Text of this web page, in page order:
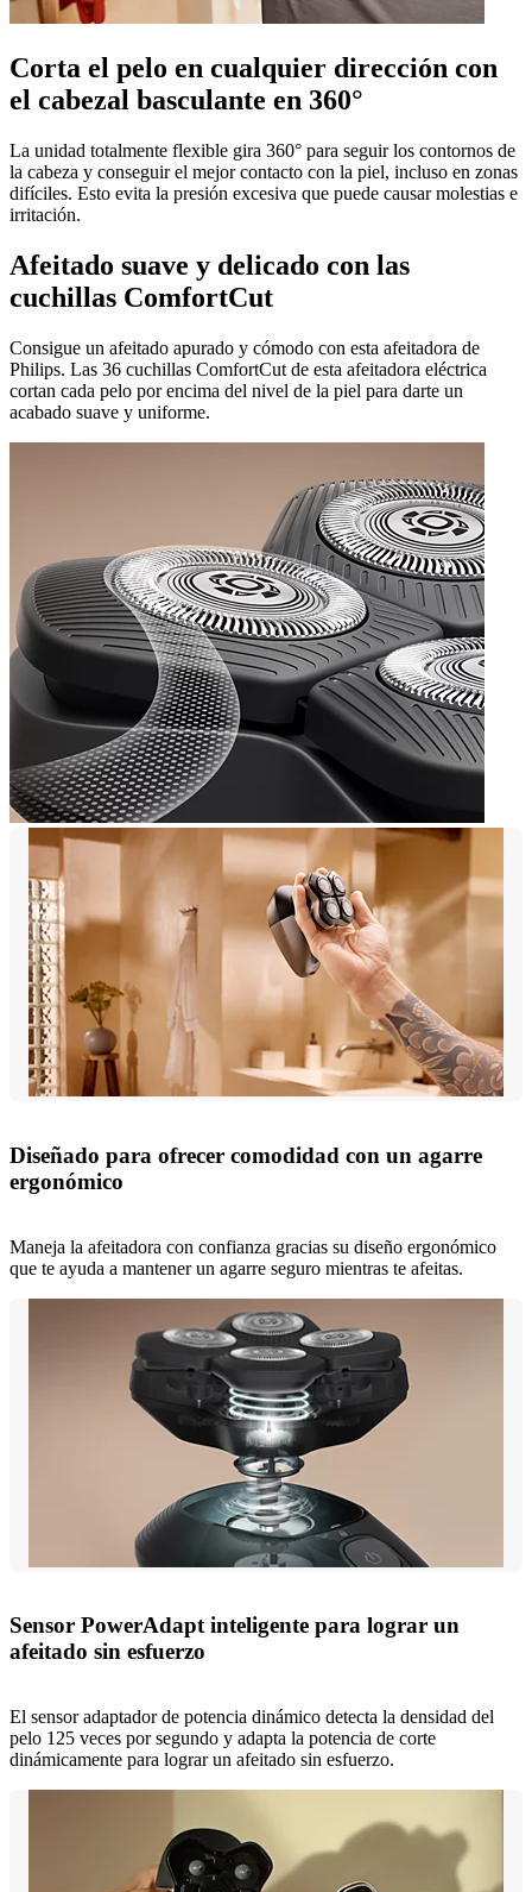
Corta el pelo en cualquier dirección con
el cabezal basculante en 360°
La unidad totalmente flexible gira 360° para seguir los contornos de
la cabeza y conseguir el mejor contacto con la piel, incluso en zonas
difíciles. Esto evita la presión excesiva que puede causar molestias e
irritación.
Afeitado suave y delicado con las
cuchillas ComfortCut
Consigue un afeitado apurado y cómodo con esta afeitadora de
Philips. Las 36 cuchillas ComfortCut de esta afeitadora eléctrica
cortan cada pelo por encima del nivel de la piel para darte un
acabado suave y uniforme.
Diseñado para ofrecer comodidad con un agarre
ergonómico
Maneja la afeitadora con confianza gracias su diseño ergonómico
que te ayuda a mantener un agarre seguro mientras te afeitas.
Sensor PowerAdapt inteligente para lograr un
afeitado sin esfuerzo
El sensor adaptador de potencia dinámico detecta la densidad del
pelo 125 veces por segundo y adapta la potencia de corte
dinámicamente para lograr un afeitado sin esfuerzo.